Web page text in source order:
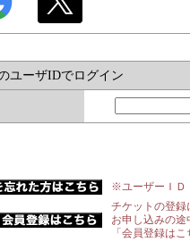
ユーザIDでログイン
※ユーザーＩＤ
チケットの登録
お申し込みの途
「会員登録は